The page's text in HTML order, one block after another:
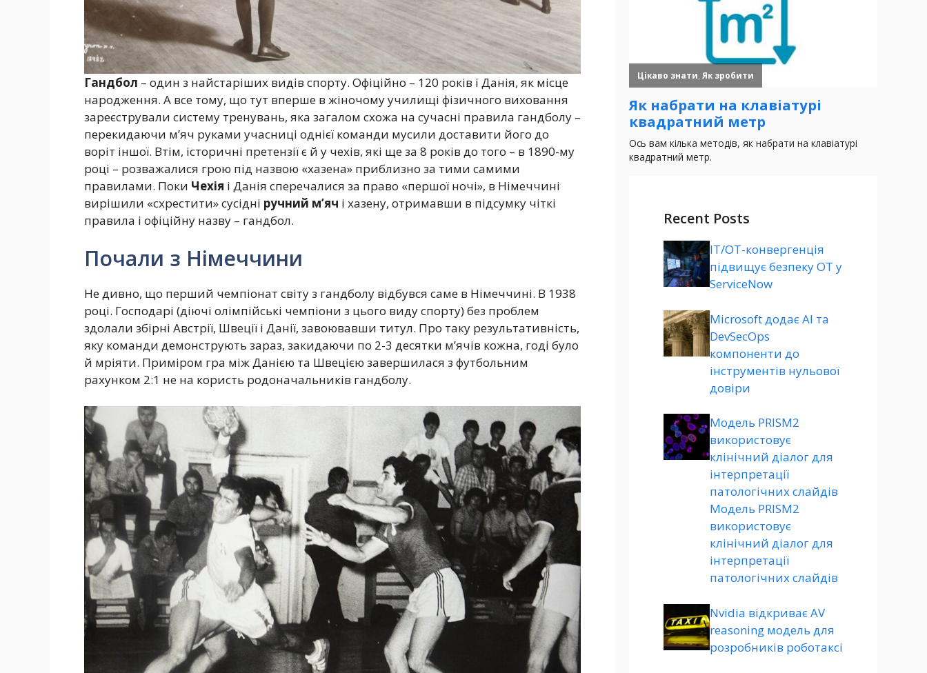
Гандбол – один з найстаріших видів спорту. Офіційно – 120 років і Данія, як місце
народження. А все тому, що тут вперше в жіночому училищі фізичного виховання
зареєстрували систему тренувань, яка загалом схожа на сучасні правила гандболу –
перекидаючи м’яч руками учасниці однієї команди мусили доставити його до
воріт іншої. Втім, історичні претензії є й у чехів, які ще за 8 років до того – в 1890-му
році – розважалися грою під назвою «хазена» приблизно за тими самими
правилами. Поки Чехія і Данія сперечалися за право «першої ночі», в Німеччині
вирішили «схрестити» сусідні ручний м’яч і хазену, отримавши в підсумку чіткі
правила і офіційну назву – гандбол.
Почали з Німеччини
Не дивно, що перший чемпіонат світу з гандболу відбувся саме в Німеччині. В 1938
році. Господарі (діючі олімпійські чемпіони з цього виду спорту) без проблем
здолали збірні Австрії, Швеції і Данії, завоювавши титул. Про таку результативність,
яку команди демонструють зараз, закидаючи по 2-3 десятки м’ячів кожна, годі було
й мріяти. Приміром гра між Данією та Швецією завершилася з футбольним
рахунком 2:1 не на користь родоначальників гандболу.
Recent Posts
ІТ/ОТ-конвергенція
підвищує безпеку ОТ у
ServiceNow
Microsoft додає AI та
DevSecOps
компоненти до
інструментів нульової
довіри
Модель PRISM2
використовує
клінічний діалог для
інтерпретації
патологічних слайдів
Модель PRISM2
використовує
клінічний діалог для
інтерпретації
патологічних слайдів
Nvidia відкриває AV
reasoning модель для
розробників роботаксі